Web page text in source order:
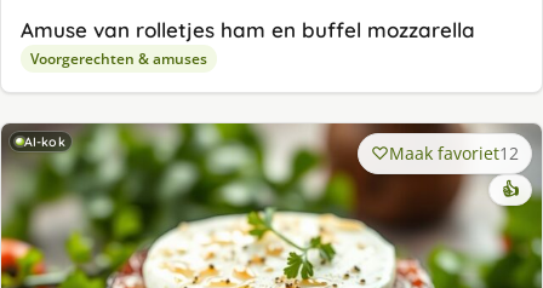
Amuse van rolletjes ham en buffel mozzarella
Voorgerechten & amuses
AI-kok Maak favoriet12
👍